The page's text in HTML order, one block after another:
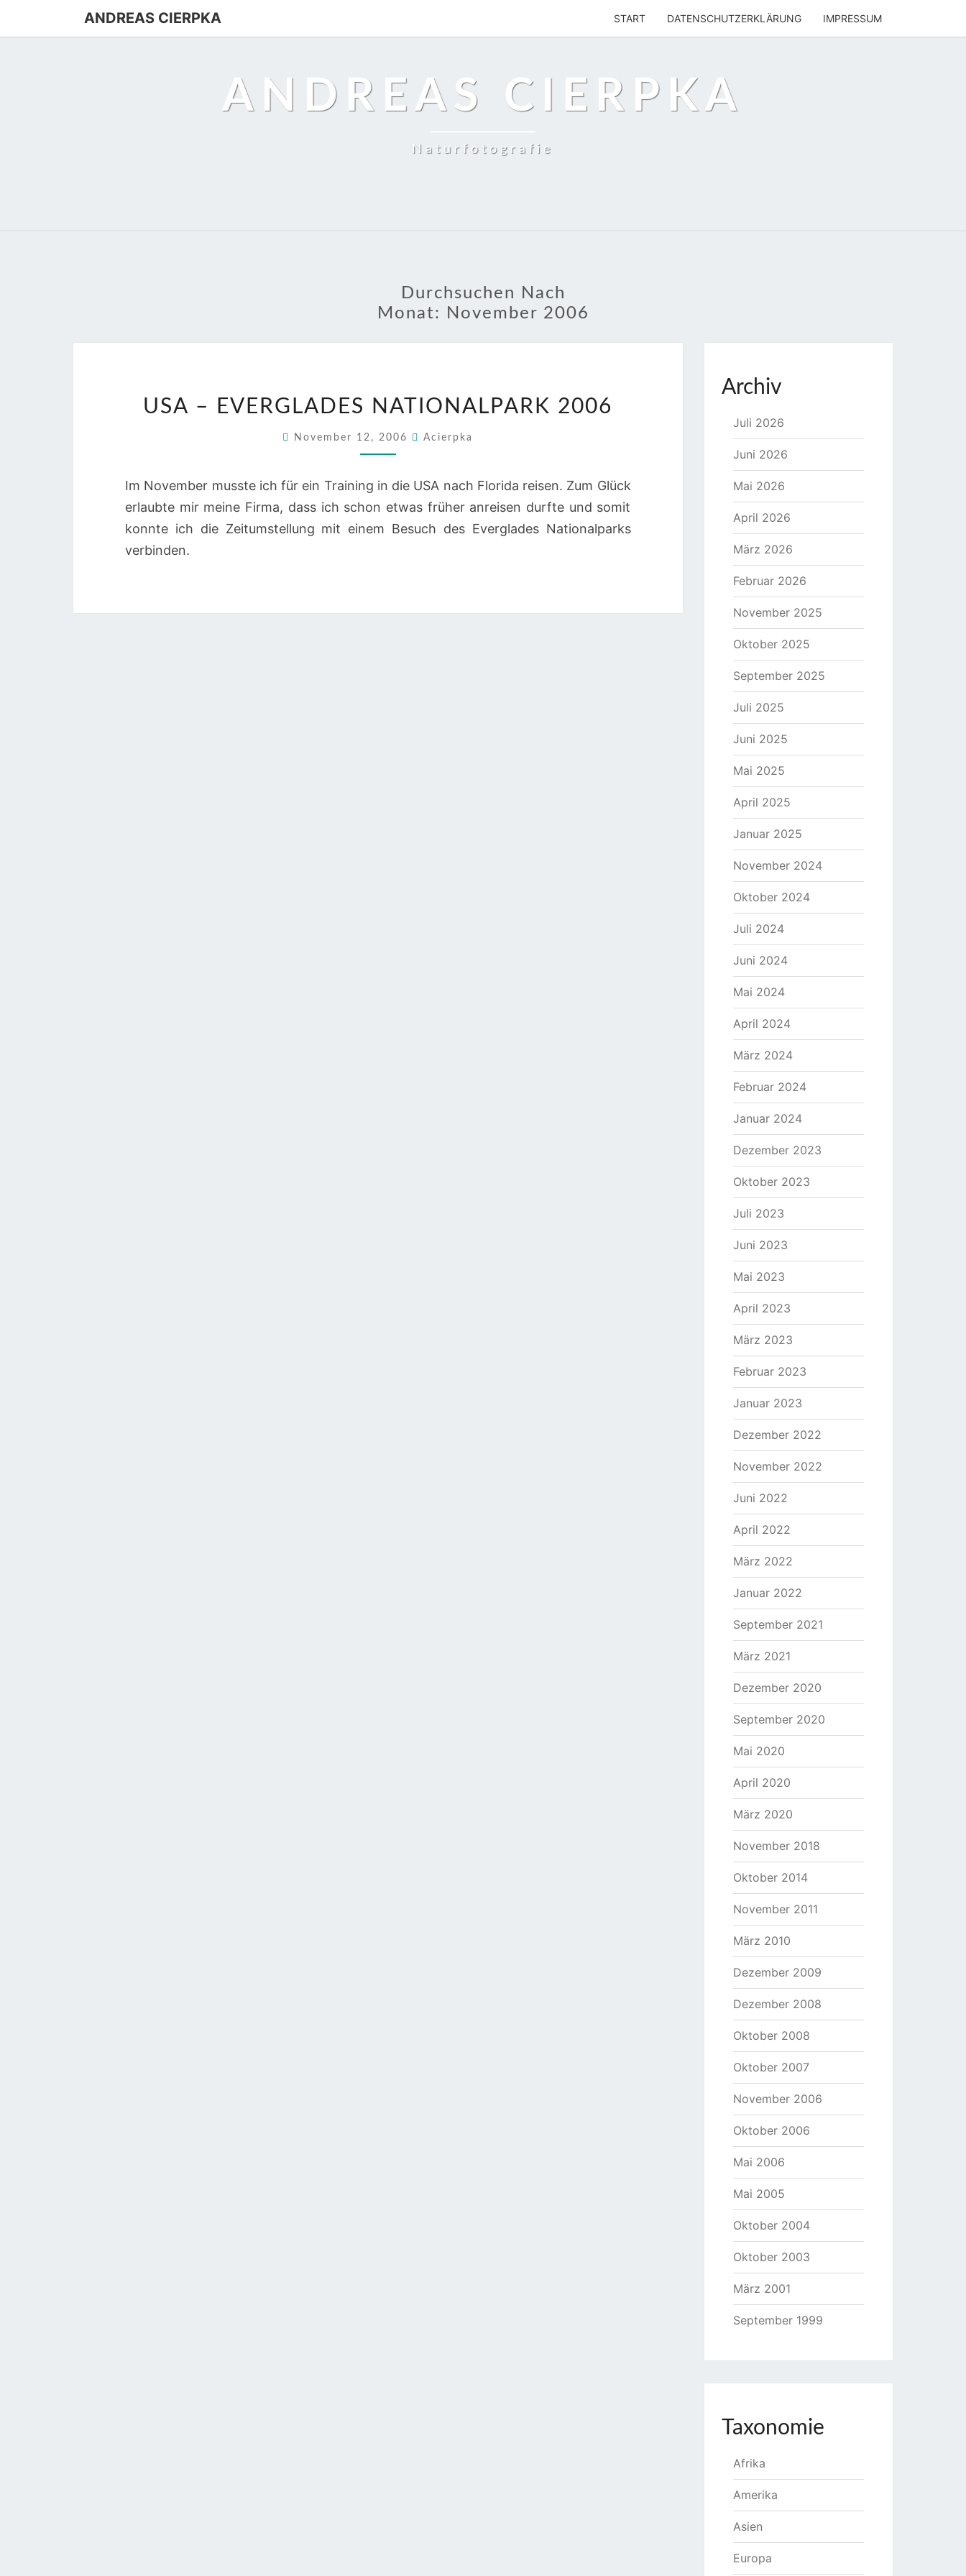
ANDREAS CIERPKA START DATENSCHUTZERKLÄRUNG IMPRESSUM
ANDREAS CIERPKA
Naturfotografie
Durchsuchen Nach
Monat:
November 2006
–
EVERGLADES
NATIONALPARK
USA – EVERGLADES NATIONALPARK 2006
November 12, 2006 Acierpka
Im November musste ich für ein Training in die USA nach Florida reisen. Zum Glück
erlaubte mir meine Firma, dass ich schon etwas früher anreisen durfte und somit
konnte ich die Zeitumstellung mit einem Besuch des Everglades Nationalparks
verbinden.
Archiv
Juli 2026
Juni 2026
Mai 2026
April 2026
März 2026
Februar 2026
November 2025
Oktober 2025
September 2025
Juli 2025
Juni 2025
Mai 2025
April 2025
Januar 2025
November 2024
Oktober 2024
Juli 2024
Juni 2024
Mai 2024
April 2024
März 2024
Februar 2024
Januar 2024
Dezember 2023
Oktober 2023
Juli 2023
Juni 2023
Mai 2023
April 2023
März 2023
Februar 2023
Januar 2023
Dezember 2022
November 2022
Juni 2022
April 2022
März 2022
Januar 2022
September 2021
März 2021
Dezember 2020
September 2020
Mai 2020
April 2020
März 2020
November 2018
Oktober 2014
November 2011
März 2010
Dezember 2009
Dezember 2008
Oktober 2008
Oktober 2007
November 2006
Oktober 2006
Mai 2006
Mai 2005
Oktober 2004
Oktober 2003
März 2001
September 1999
Taxonomie
Afrika
Amerika
Asien
Europa